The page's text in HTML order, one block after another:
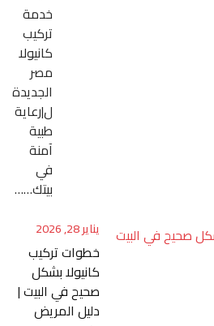
خدمة
تركيب
كانيولا
مصر
الجديدة
ل|رعاية
طبية
آمنة
في
بيتك……
يناير 28, 2026
خطوات تركيب
كانيولا بشكل
صحيح في البيت |
دليل المريض